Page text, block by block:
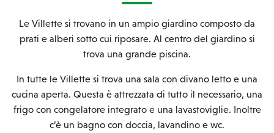
Le Villette si trovano in un ampio giardino composto da
prati e alberi sotto cui riposare. Al centro del giardino si
trova una grande piscina.
In tutte le Villette si trova una sala con divano letto e una
cucina aperta. Questa è attrezzata di tutto il necessario, una
frigo con congelatore integrato e una lavastoviglie. Inoltre
c’è un bagno con doccia, lavandino e wc.